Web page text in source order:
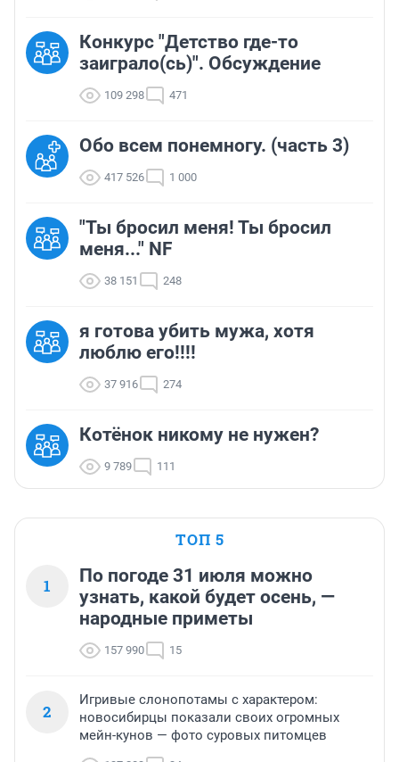
Конкурс "Детство где-то
заиграло(сь)". Обсуждение
109 298 471
Обо всем понемногу. (часть 3)
417 526 1 000
"Ты бросил меня! Ты бросил
меня..." NF
38 151 248
я готова убить мужа, хотя
люблю его!!!!
37 916 274
Котёнок никому не нужен?
9 789 111
ТОП 5
1
По погоде 31 июля можно
узнать, какой будет осень, —
народные приметы
157 990 15
2
Игривые слонопотамы с характером:
новосибирцы показали своих огромных
мейн-кунов — фото суровых питомцев